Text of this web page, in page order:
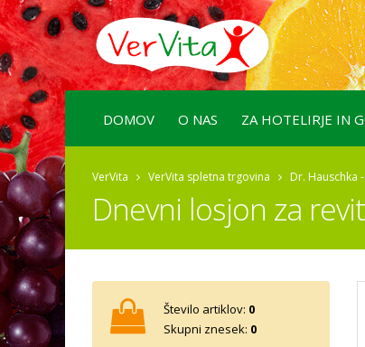
DOMOV O NAS ZA HOTELIRJE IN
VerVita VerVita spletna trgovina Dr. Hauschka
Dnevni losjon za
Število artiklov: 0
Skupni znesek: 0